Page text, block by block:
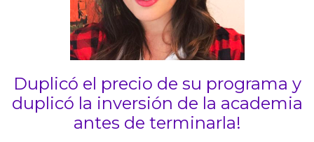
Duplicó el precio de su programa y
duplicó la inversión de la academia
antes de terminarla!